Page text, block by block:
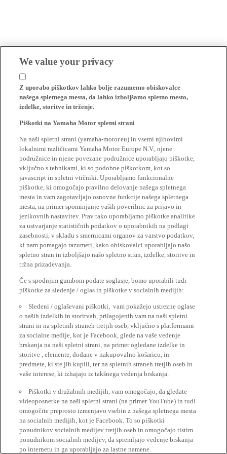
We value your privacy
Z uporabo piškotkov lahko bolje razumemo obiskovalce
našega spletnega mesta, da lahko izboljšamo spletno mesto,
izdelke, storitve in trženje.
Piškotki na Yamaha Motor spletni strani
Na naši spletni strani (yamaha-motor.eu) in vsemi njihovimi
lokalnimi različicami Yamaha Motor Europe N.V., njene
podružnice in njene povezane podružnice uporabljajo piškotke,
vključno s tehnikami, ki so podobne piškotkom, kot so
javascript in spletni vtičniki. Uporabljamo funkcionalne
piškotke, ki omogočajo pravilno delovanje našega spletnega
mesta in vam zagotavljajo osnovne funkcije našega spletnega
mesta, na primer spominjanje vaših poverilnic za prijavo in
jezikovnih nastavitev. Prav tako uporabljamo piškotke analitike
za ustvarjanje statističnih podatkov o uporabnikih na podlagi
zasebnosti, v skladu s smernicami organov za varstvo podatkov,
ki nam pomagajo razumeti, kako obiskovalci uporabljajo našo
spletno stran in izboljšajo našo spletno stran, izdelke, storitve in
tržna prizadevanja.
Če s spodnjim gumbom podate soglasje, bomo uporabili tudi
piškotke za sledenje / oglas in piškotke v socialnih medijih:
Sledeni / oglaševani piškotki, vam pokažejo ustrezne oglase
o naših izdelkih in storitvah, prilagojenih vam na naši spletni
strani in na spletnih straneh tretjih oseb, vključno s platformami
za socialne medije, kot je Facebook, glede na vaše vedenje
brskanja na naši spletni strani, na primer ogledane izdelke in
storitve , elemente, dodane v nakupovalno košarico, in
predmete, ki ste jih kupili, ter na spletnih straneh tretjih oseb in
vaše interese, ki izhajajo iz takšnega vedenja brskanja.
Piškotki v družabnih medijih, vam omogočajo, da gledate
videoposnetke na naši spletni strani (na primer YouTube) in tudi
omogočite preprosto izmenjavo vsebin z našega spletnega mesta
na socialnih medijih, kot je Facebook. To so piškotki
ponudnikov socialnih medijev tretjih oseb in omogočajo tistim
ponudnikom socialnih medijev, da spremljajo vedenje brskanja
po internetu in ga uporabljajo za lastne namene.